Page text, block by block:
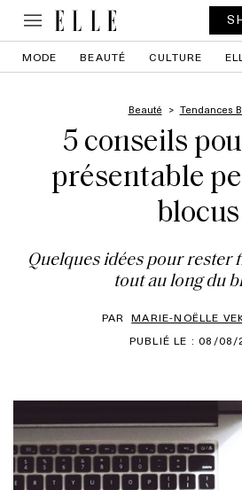
MODE BEAUTÉ CULTURE
Beauté Tendances
5 conseils
présentable
blocus
Quelques idées pour rester
tout au long du
PAR MARIE-NOËLLE
PUBLIÉ LE : 08/08/